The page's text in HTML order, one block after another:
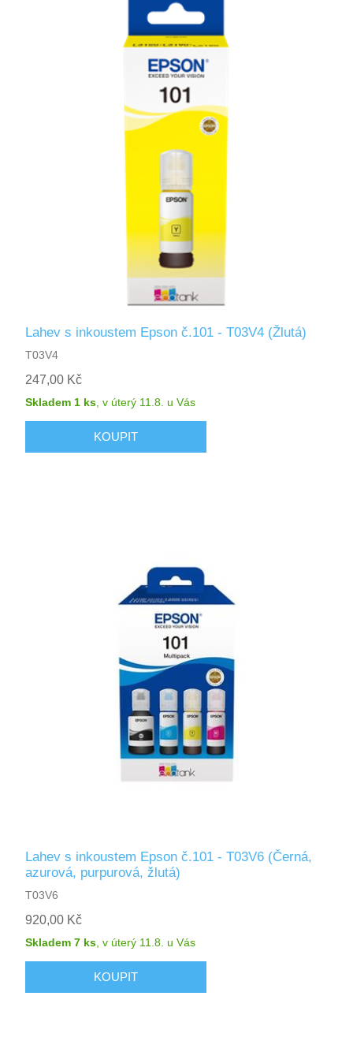
Lahev s inkoustem Epson č.101 - T03V4 (Žlutá)
T03V4
247,00 Kč
Skladem 1 ks ,v úterý 11.8. u Vás
Lahev s inkoustem Epson č.101 - T03V6 (Černá,
azurová, purpurová, žlutá)
T03V6
920,00 Kč
Skladem 7 ks ,v úterý 11.8. u Vás